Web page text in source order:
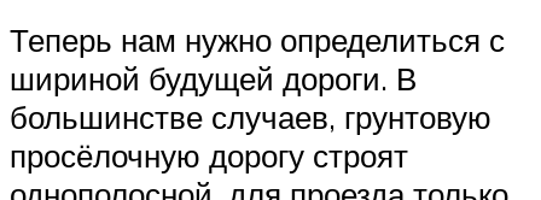
Теперь нам нужно определиться с
шириной будущей дороги. В
большинстве случаев, грунтовую
просёлочную дорогу строят